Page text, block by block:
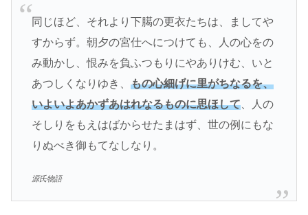
同じほど、それより下臈の更衣たちは、ましてや
すからず。朝夕の宮仕へにつけても、人の心をの
み動かし、恨みを負ふつもりにやありけむ、いと
あつしくなりゆき、 もの心細げに里がちなるを、
いよいよあかずあはれなるものに思ほして、人の
そしりをもえはばからせたまはず、世の例にもな
りぬべき御もてなしなり。
源氏物語